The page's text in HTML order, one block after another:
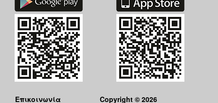
Επικοινωνία
Copyright © 2026